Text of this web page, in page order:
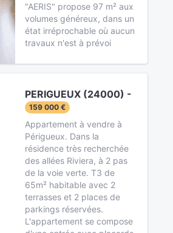
"AERIS" propose 97 m² aux
volumes généreux, dans un
état irréprochable où aucun
travaux n'est à prévoi
PERIGUEUX (24000) -
159 000 €
Appartement à vendre à
Périgueux. Dans la
résidence très recherchée
des allées Riviera, à 2 pas
de la voie verte. T3 de
65m² habitable avec 2
terrasses et 2 places de
parkings réservées.
L'appartement se compose